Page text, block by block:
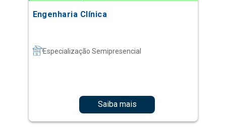
Engenharia Clínica
Especialização Semipresencial
Saiba mais